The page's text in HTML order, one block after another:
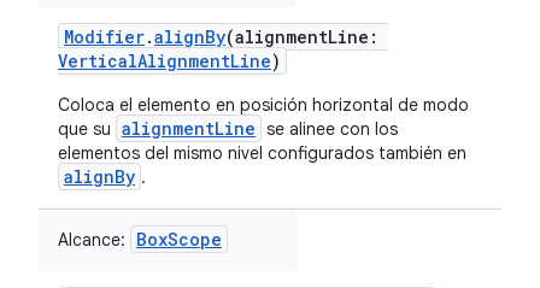
Modifier.alignBy(alignmentLine:
VerticalAlignmentLine)
Coloca el elemento en posición horizontal de modo
que su alignmentLine se alinee con los
elementos del mismo nivel configurados también en
alignBy .
Alcance: BoxScope